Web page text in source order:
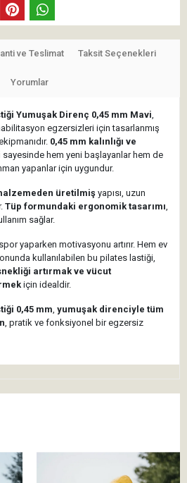
ve Teslimat Taksit Seçenekleri
Yorumlar
Yumuşak Direnç 0,45 mm Mavi
egzersizleri için tasarlanmış
0,45 mm kalınlığı ve
sayesinde hem yeni başlayanlar hem de
yapanlar için uygundur.
üretilmiş yapısı, uzun
Tüp formundaki ergonomik tasarımı
sağlar.
, spor yaparken motivasyonu artırır. Hem ev
kullanılabilen bu pilates lastiği,
artırmak ve vücut
için idealdir.
0,45 mm yumuşak direnciyle tüm
, pratik ve fonksiyonel bir egzersiz